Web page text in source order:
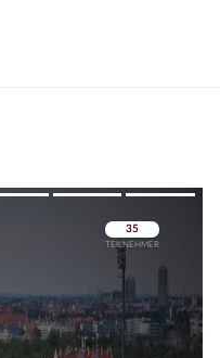
Überspringen